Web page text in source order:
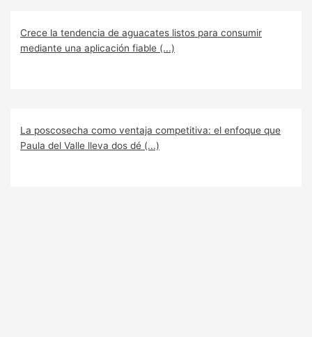
Crece la tendencia de aguacates listos para consumir
mediante una aplicación fiable (...)
La poscosecha como ventaja competitiva: el enfoque que
Paula del Valle lleva dos dé (...)